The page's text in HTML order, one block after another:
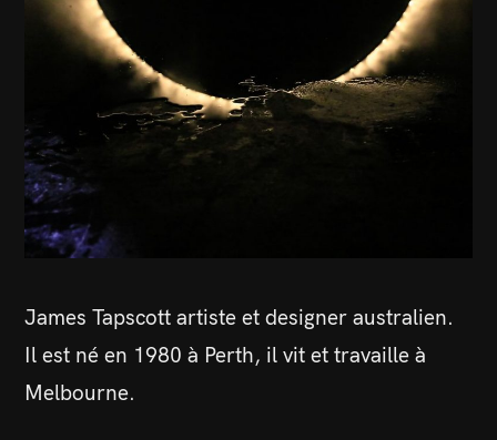
James Tapscott artiste et designer australien.
Il est né en 1980 à Perth, il vit et travaille à
Melbourne.